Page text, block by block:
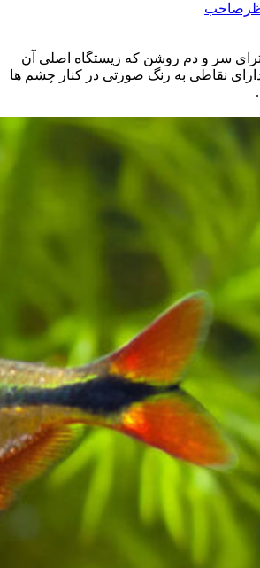
سر و دم روشن که زیستگاه اصلی آن
نقاطی به رنگ صورتی در کنار چشم ها